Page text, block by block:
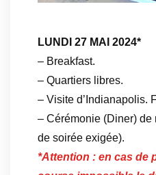
LUNDI 27 MAI 2024*
– Breakfast.
– Quartiers libres.
– Visite d’Indianapolis.
– Cérémonie (Diner) de
de soirée exigée).
*Attention : en cas de